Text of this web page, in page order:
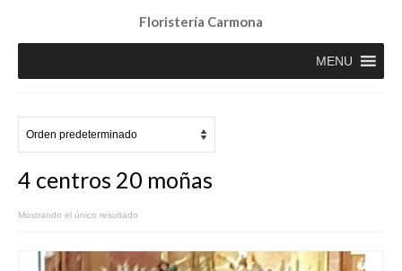
Floristería Carmona
MENU
4 centros 20 moñas
Mostrando el único resultado